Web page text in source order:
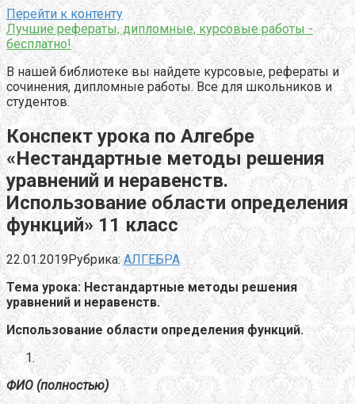
Перейти к контенту
Лучшие рефераты, дипломные, курсовые работы -
бесплатно!
В нашей библиотеке вы найдете курсовые, рефераты и
сочинения, дипломные работы. Все для школьников и
студентов.
Конспект урока по Алгебре
«Нестандартные методы решения
уравнений и неравенств.
Использование области определения
функций» 11 класс
22.01.2019Рубрика: АЛГЕБРА
Тема урока: Нестандартные методы решения
уравнений и неравенств.
Использование области определения функций.
ФИО (полностью)